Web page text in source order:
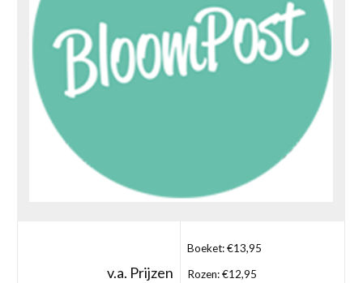
v.a. Prijzen
Boeket: €13,95
Rozen: €12,95